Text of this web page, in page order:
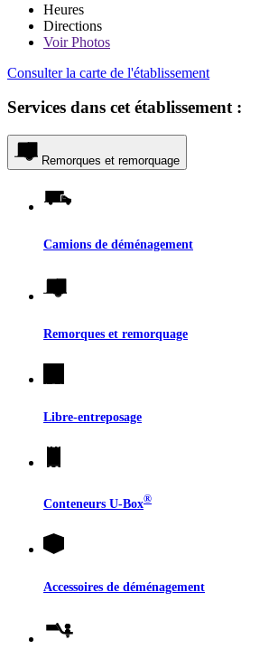
Heures
Directions
VoirPhotos
Consulter la carte de l'établissement
Services dans cet établissement :
Remorques et remorquage
Camions de déménagement
Remorques et remorquage
Libre-entreposage
Conteneurs U-Box®
Accessoires de déménagement